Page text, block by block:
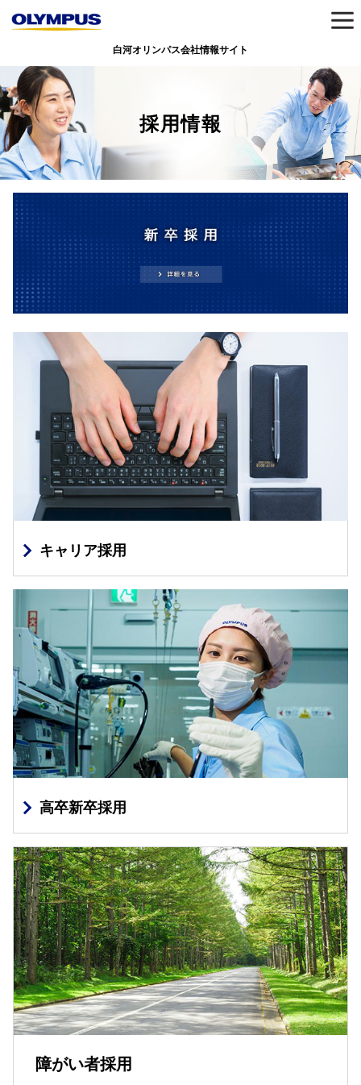
白河オリンパス会社情報サイト
採用情報
キャリア採用
高卒新卒採用
障がい者採用